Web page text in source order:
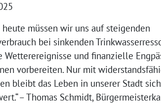
heute müssen wir uns auf steigenden
bei sinkenden
Wetterereignisse und finanzielle
vorbereiten. Nur mit
bleibt das Leben in unserer Stadt
– Thomas Schmidt,